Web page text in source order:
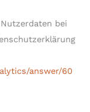
bei
answer/60